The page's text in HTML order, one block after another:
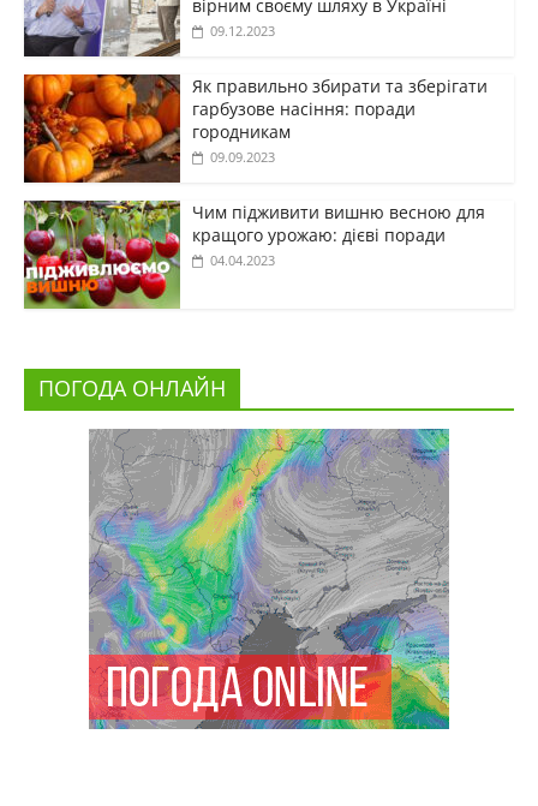
вірним своєму шляху в Україні
09.12.2023
Як правильно збирати та зберігати
гарбузове насіння: поради
городникам
09.09.2023
Чим підживити вишню весною для
кращого урожаю: дієві поради
04.04.2023
ПОГОДА ОНЛАЙН